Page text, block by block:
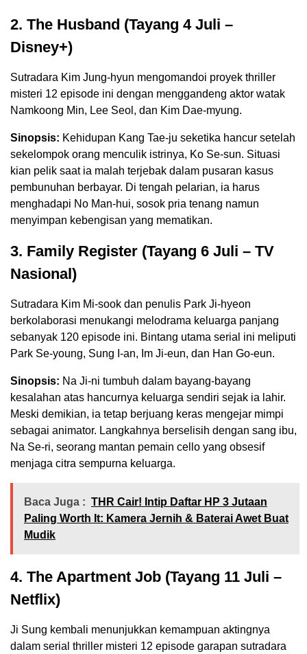
2. The Husband (Tayang 4 Juli –
Disney+)
Sutradara Kim Jung-hyun mengomandoi proyek thriller
misteri 12 episode ini dengan menggandeng aktor watak
Namkoong Min, Lee Seol, dan Kim Dae-myung.
Sinopsis: Kehidupan Kang Tae-ju seketika hancur setelah
sekelompok orang menculik istrinya, Ko Se-sun. Situasi
kian pelik saat ia malah terjebak dalam pusaran kasus
pembunuhan berbayar. Di tengah pelarian, ia harus
menghadapi No Man-hui, sosok pria tenang namun
menyimpan kebengisan yang mematikan.
3. Family Register (Tayang 6 Juli – TV
Nasional)
Sutradara Kim Mi-sook dan penulis Park Ji-hyeon
berkolaborasi menukangi melodrama keluarga panjang
sebanyak 120 episode ini. Bintang utama serial ini meliputi
Park Se-young, Sung I-an, Im Ji-eun, dan Han Go-eun.
Sinopsis: Na Ji-ni tumbuh dalam bayang-bayang
kesalahan atas hancurnya keluarga sendiri sejak ia lahir.
Meski demikian, ia tetap berjuang keras mengejar mimpi
sebagai animator. Langkahnya berselisih dengan sang ibu,
Na Se-ri, seorang mantan pemain cello yang obsesif
menjaga citra sempurna keluarga.
Baca Juga : THR Cair! Intip Daftar HP 3 Jutaan
Paling Worth It: Kamera Jernih & Baterai Awet Buat
Mudik
4. The Apartment Job (Tayang 11 Juli –
Netflix)
Ji Sung kembali menunjukkan kemampuan aktingnya
dalam serial thriller misteri 12 episode garapan sutradara